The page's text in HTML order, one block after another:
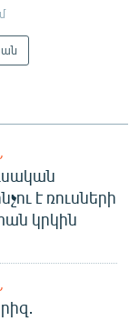
է ռուսների
կրկին